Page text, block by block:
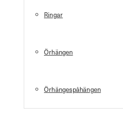
Ringar
Örhängen
Örhängespåhängen